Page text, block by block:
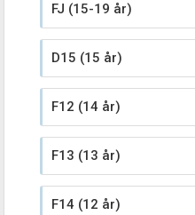
FJ (15-19 år)
D15 (15 år)
F12 (14 år)
F13 (13 år)
F14 (12 år)